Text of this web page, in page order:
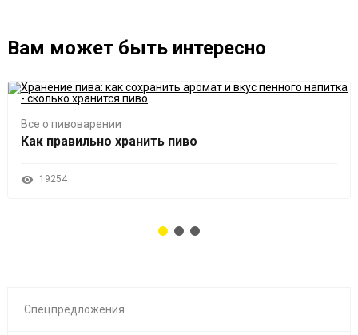
Спецпредложения
Вам может быть интересно
Все о пивоварении
Как правильно хранить пиво
19254